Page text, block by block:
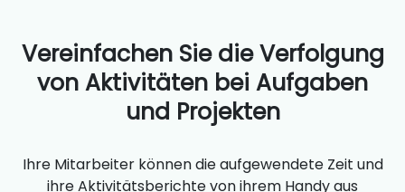
Vereinfachen Sie die Verfolgung
von Aktivitäten bei Aufgaben
und Projekten
Ihre Mitarbeiter können die aufgewendete Zeit und
ihre Aktivitätsberichte von ihrem Handy aus